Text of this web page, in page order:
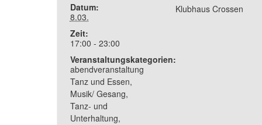
Datum:
8.03.
Zeit:
17:00 - 23:00
Veranstaltungskategorien:
abendveranstaltung
Tanz und Essen,
Musik/ Gesang,
Tanz- und
Unterhaltung,
Klubhaus Crossen